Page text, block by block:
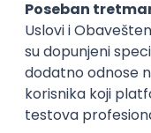
11.06.26.